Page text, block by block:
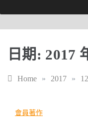
日期: 2017
Home » 2017 »
會員著作